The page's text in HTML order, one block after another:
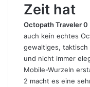
Zeit hat
Octopath Traveler 0
auch kein echtes
gewaltiges, taktisch
und nicht immer
Mobile-Wurzeln
2 macht es eine